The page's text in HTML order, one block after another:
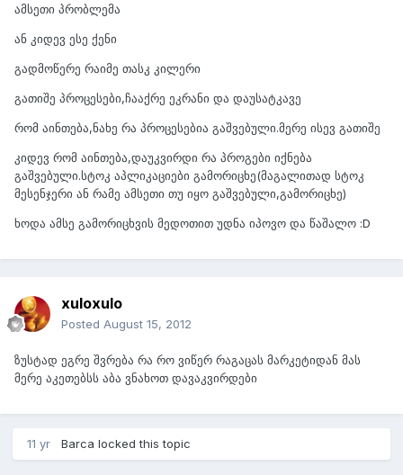
ამსეთი პრობლემა
ან კიდევ ესე ქენი
გადმოწერე რაიმე თასკ კილერი
გათიშე პროცესები,ჩააქრე ეკრანი და დაუსატკავე
რომ აინთება,ნახე რა პროცესებია გაშვებული.მერე ისევ გათიშე
კიდევ რომ აინთება,დაუკვირდი რა პროგები იქნება
გაშვებული.სტოკ აპლიკაციები გამორიცხე(მაგალითად სტოკ
მესენჯერი ან რამე ამსეთი თუ იყო გაშვებული,გამორიცხე)
ხოდა ამსე გამორიცხვის მედოთით უდნა იპოვო და წაშალო :D
xuloxulo
Posted August 15, 2012
ზუსტად ეგრე შვრება რა რო ვიწერ რაგაცას მარკეტიდან მას
მერე აკეთებსს აბა ვნახოთ დავაკვირდები
11 yr Barca locked this topic